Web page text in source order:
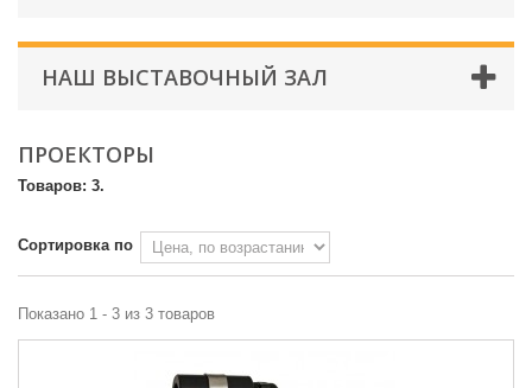
НАШ ВЫСТАВОЧНЫЙ ЗАЛ
ПРОЕКТОРЫ
Товаров: 3.
Сортировка по
Показано 1 - 3 из 3 товаров